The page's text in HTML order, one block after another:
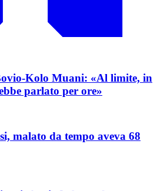
Kolo Muani: «Al limite, in
parlato per ore»
malato da tempo aveva 68